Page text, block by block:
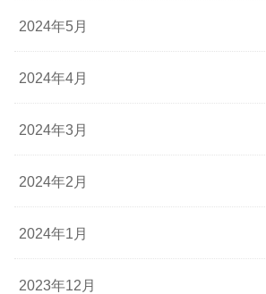
2024年5月
2024年4月
2024年3月
2024年2月
2024年1月
2023年12月